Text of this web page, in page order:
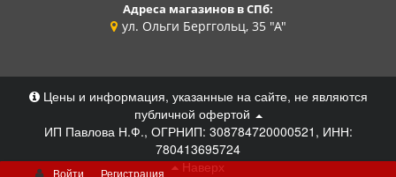
Адреса магазинов в СПб:
ул. Ольги Берггольц, 35 "А"
Цены и информация, указанные на сайте, не являются
публичной офертой
ИП Павлова Н.Ф., ОГРНИП: 308784720000521, ИНН:
780413695724
Наверх
Войти Регистрация